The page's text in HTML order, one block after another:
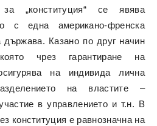
за „конституция“ се явява
с една американо-френска
държава. Казано по друг начин
чрез гарантиране на
на индивида лична
на властите –
в управлението и т.н. В
конституция е равнозначна на